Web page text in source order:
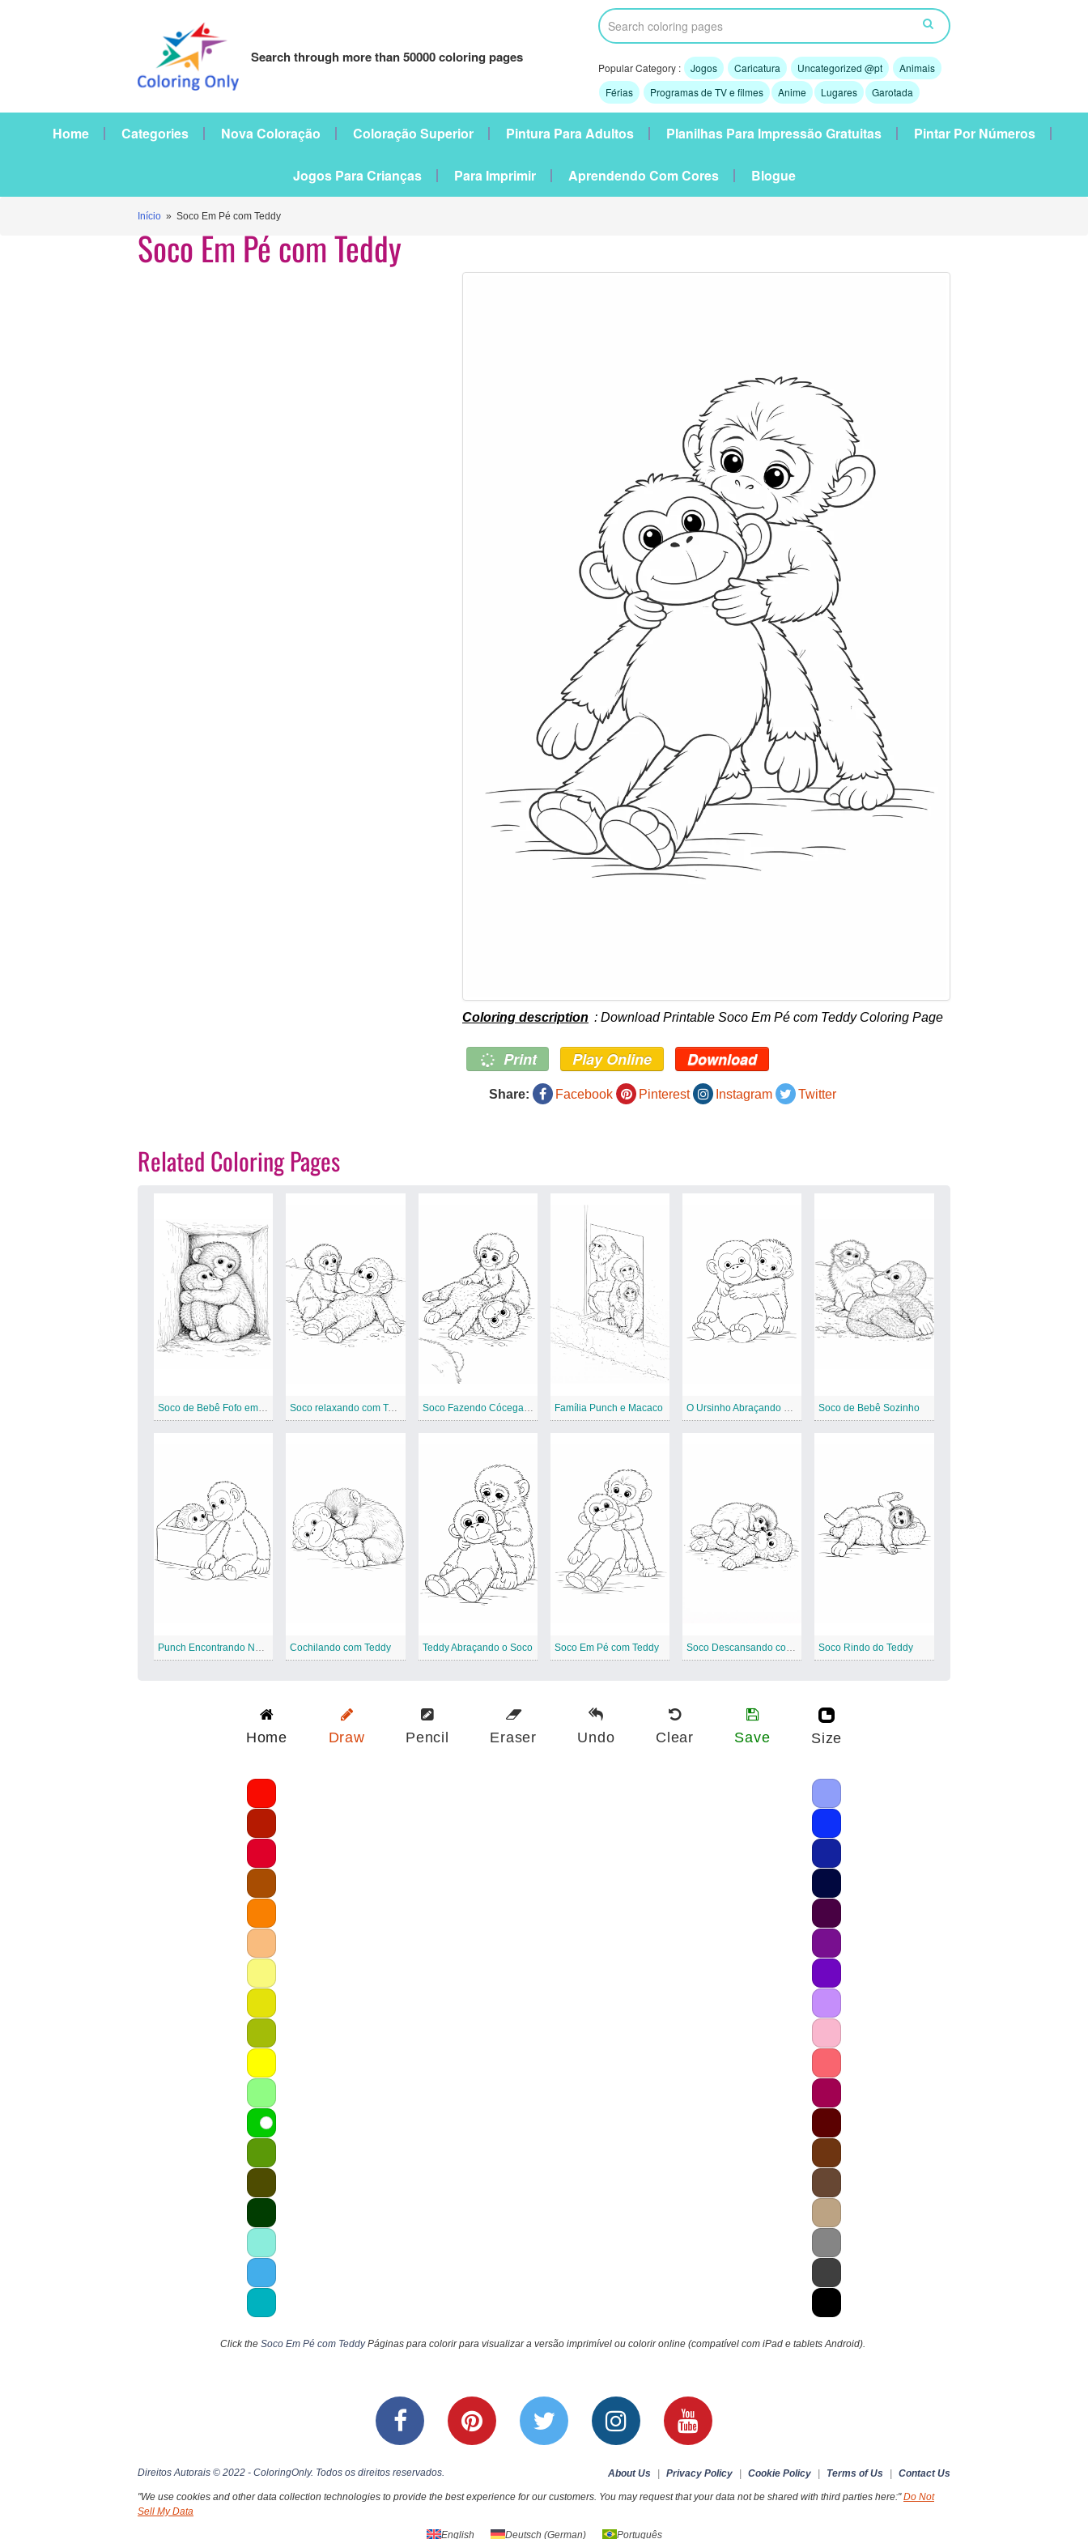
Search through more than 50000 coloring pages
Popular Category : Jogos Caricatura Uncategorized @pt
Animais
Férias
Programas de TV e filmes Anime Lugares Garotada
Home Categories Nova Coloração Coloração Superior Pintura Para Adultos Planilhas Para Impressão Gratuitas Pintar Por Números
Jogos Para Crianças Para Imprimir Aprendendo Com Cores Blogue
Início » Soco Em Pé com Teddy
Soco Em Pé com Teddy
Coloring description : Download Printable Soco Em Pé com Teddy Coloring Page
Print Play Online Download
Share: Facebook Pinterest Instagram Twitter
Related Coloring Pages
Soco relaxando com Teddy Família Punch e Macaco Soco de Bebê Sozinho
Cochilando com Teddy Teddy Abraçando o Soco Soco Em Pé com Teddy Soco Rindo do Teddy
Home Draw Pencil Eraser Undo Clear Save Size
Click the Soco Em Pé com TeddyPáginas para colorir para visualizar a versão imprimível ou colorir online (compatível com iPad e tablets Android).
Direitos Autorais © 2022 - ColoringOnly. Todos os direitos reservados. About Us | Privacy Policy | Cookie Policy | Terms of Us | Contact Us
"We use cookies and other data collection technologies to provide the best experience for our customers. You may request that your data not be shared with third parties here:"Do Not
Sell My Data
English Deutsch (German) Português